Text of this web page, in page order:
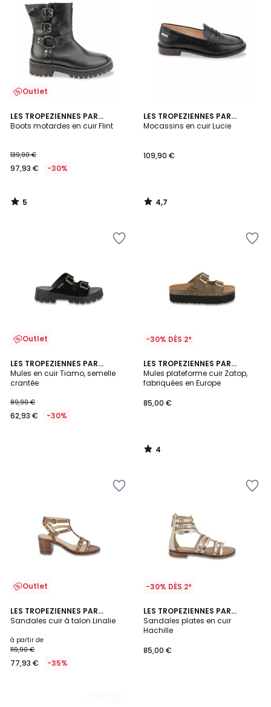
Outlet
LES TROPEZIENNES PAR
M.BELARBI
Boots motardes en cuir Flint
139,90 €
97,93 € -30%
5
/
5
/
LES TROPEZIENNES PAR
M.BELARBI
Mocassins en cuir Lucie
109,90 €
4,7
/ 5
4,7
/
Outlet
LES TROPEZIENNES PAR
M.BELARBI
Mules en cuir Tiamo, semelle
crantée
89,90 €
62,93 € -30%
-30% DÈS 2*
LES TROPEZIENNES PAR
M.BELARBI
Mules plateforme cuir Zatop,
fabriquées en Europe
85,00 €
4
/
5
4
/
Outlet
LES TROPEZIENNES PAR
M.BELARBI
Sandales cuir à talon Linalie
à partir de
119,90 €
77,93 € -35%
2
Couleurs
-30% DÈS 2*
LES TROPEZIENNES PAR
M.BELARBI
Sandales plates en cuir
Hachille
85,00 €